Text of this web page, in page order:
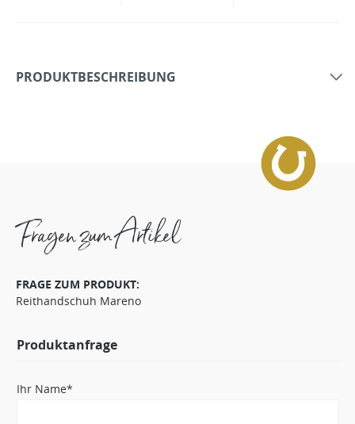
PRODUKTBESCHREIBUNG
Fragen zum Artikel
FRAGE ZUM PRODUKT:
Reithandschuh Mareno
Produktanfrage
Ihr Name*